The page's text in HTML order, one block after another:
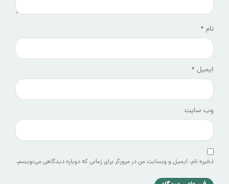
نام *
ایمیل *
وب‌ سایت
ذخیره نام، ایمیل و وبسایت من در مرورگر برای زمانی که دوباره دیدگاهی می‌نویسم.